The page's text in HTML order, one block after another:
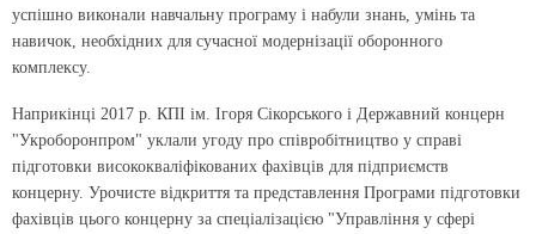
успішно виконали навчальну програму і набули знань, умінь та
навичок, необхідних для сучасної модернізації оборонного
комплексу.
Наприкінці 2017 р. КПІ ім. Ігоря Сікорського і Державний концерн
"Укроборонпром" уклали угоду про співробітництво у справі
підготовки висококваліфікованих фахівців для підприємств
концерну. Урочисте відкриття та представлення Програми підготовки
фахівців цього концерну за спеціалізацією "Управління у сфері